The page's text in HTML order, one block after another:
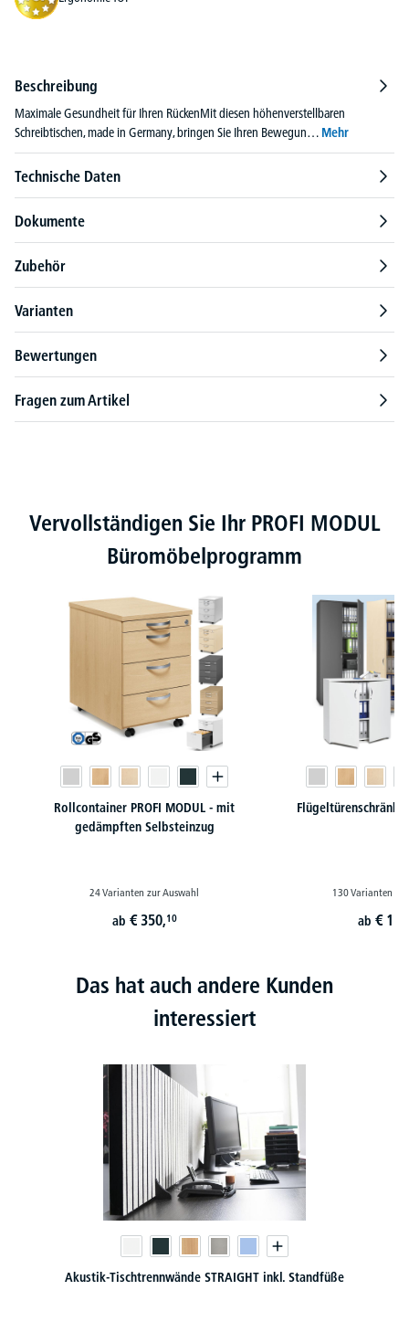
Beschreibung
Maximale Gesundheit für Ihren RückenMit diesen höhenverstellbaren
Schreibtischen, made in Germany, bringen Sie Ihren Bewegun… Mehr
Technische Daten
Dokumente
Zubehör
Varianten
Bewertungen
Fragen zum Artikel
Produktgalerie überspringen
Vervollständigen Sie Ihr PROFI MODUL
Büromöbelprogramm
Rollcontainer PROFI MODUL - mit
gedämpften Selbsteinzug
24 Varianten zur Auswahl
ab € 350,10
Flügeltürenschränke
130 Varianten
ab €
Das hat auch andere Kunden
interessiert
Akustik-Tischtrennwände STRAIGHT inkl. Standfüße